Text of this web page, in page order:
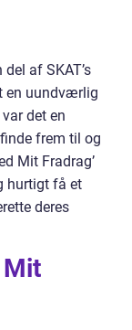
af SKAT’s
en uundværlig
det en
frem til og
Mit Fradrag’
hurtigt få et
deres